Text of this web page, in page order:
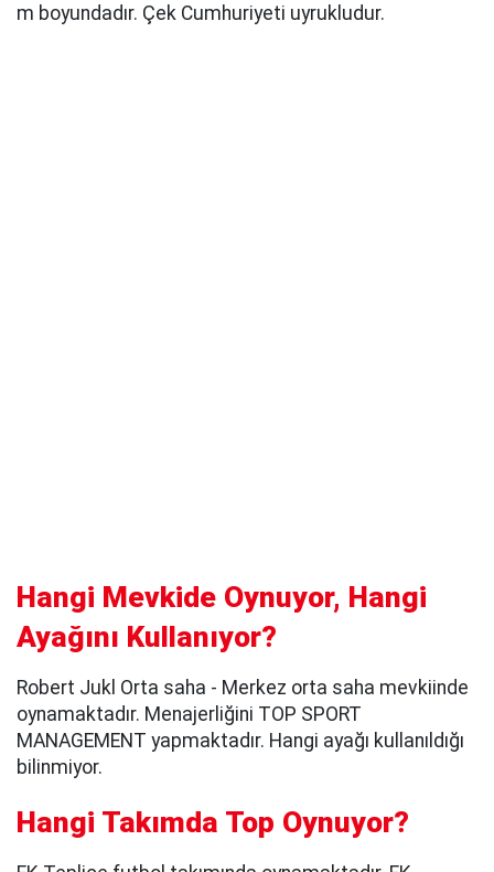
m boyundadır. Çek Cumhuriyeti uyrukludur.
Hangi Mevkide Oynuyor, Hangi
Ayağını Kullanıyor?
Robert Jukl Orta saha - Merkez orta saha mevkiinde
oynamaktadır. Menajerliğini TOP SPORT
MANAGEMENT yapmaktadır. Hangi ayağı kullanıldığı
bilinmiyor.
Hangi Takımda Top Oynuyor?